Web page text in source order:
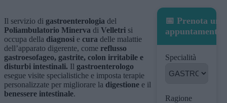
📅 Prenota un
appuntamento
Specialità
Ragione
Il servizio di gastroenterologia del
Poliambulatorio Minerva di Velletri si
occupa della diagnosi e cura delle malattie
dell’apparato digerente, come reflusso
gastroesofageo, gastrite, colon irritabile e
disturbi intestinali. Il gastroenterologo
esegue visite specialistiche e imposta terapie
personalizzate per migliorare la digestione e il
benessere intestinale.